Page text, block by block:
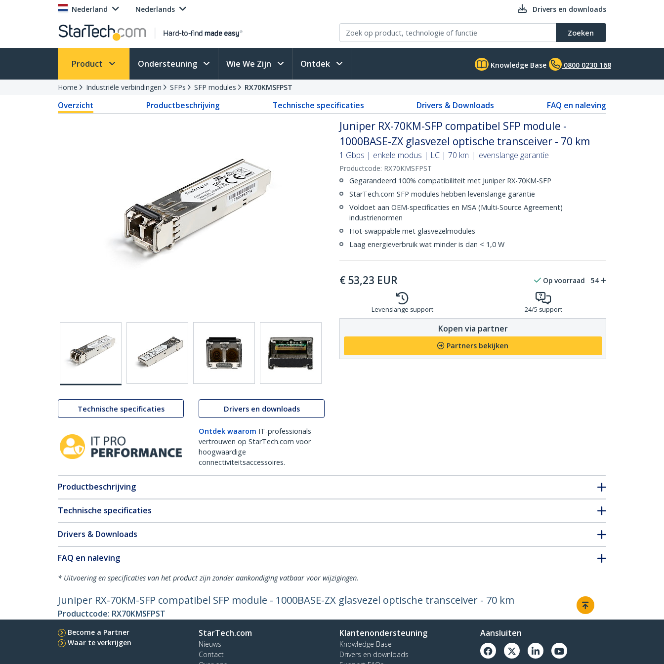
Nederland Nederlands Drivers en downloads
Zoeken
Product Ondersteuning Wie We Zijn Ontdek Knowledge Base 0800 0230 168
Home Industriële verbindingen SFPs SFP modules RX70KMSFPST
Overzicht Productbeschrijving Technische specificaties Drivers & Downloads FAQ en naleving
Technische specificaties Drivers en downloads
Ontdek waarom IT-professionals
vertrouwen op StarTech.com voor
hoogwaardige
connectiviteitsaccessoires.
Juniper RX-70KM-SFP compatibel SFP module -
1000BASE-ZX glasvezel optische transceiver - 70 km
1 Gbps | enkele modus | LC | 70 km | levenslange garantie
Productcode: RX70KMSFPST
Gegarandeerd 100% compatibiliteit met Juniper RX-70KM-SFP
StarTech.com SFP modules hebben levenslange garantie
Voldoet aan OEM-specificaties en MSA (Multi-Source Agreement)
industrienormen
Hot-swappable met glasvezelmodules
Laag energieverbruik wat minder is dan < 1,0 W
€ 53,23 EUR Op voorraad 54
Levenslange support 24/5 support
Kopen via partner
Partners bekijken
Productbeschrijving
Technische specificaties
Drivers & Downloads
FAQ en naleving
* Uitvoering en specificaties van het product zijn zonder aankondiging vatbaar voor wijzigingen.
Juniper RX-70KM-SFP compatibel SFP module - 1000BASE-ZX glasvezel optische transceiver - 70 km
Productcode: RX70KMSFPST
Become a Partner
Waar te verkrijgen
StarTech.com
Nieuws
Contact
Klantenondersteuning
Knowledge Base
Drivers en downloads
Aansluiten